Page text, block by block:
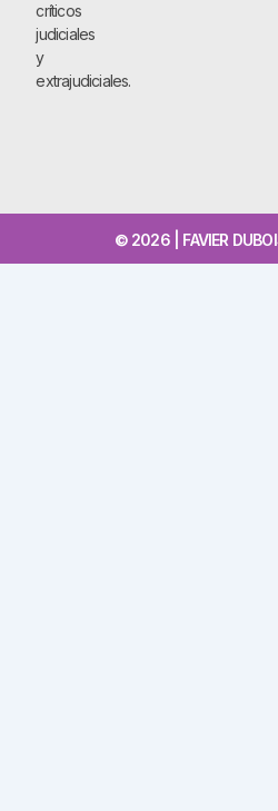
críticos
judiciales
y
extrajudiciales.
© 2026 | FAVIER